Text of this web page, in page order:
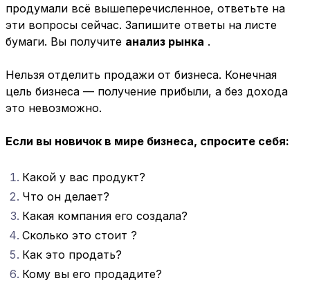
продумали всё вышеперечисленное, ответьте на
эти вопросы сейчас. Запишите ответы на листе
бумаги. Вы получите анализ рынка .
Нельзя отделить продажи от бизнеса. Конечная
цель бизнеса — получение прибыли, а без дохода
это невозможно.
Если вы новичок в мире бизнеса, спросите себя:
Какой у вас продукт?
Что он делает?
Какая компания его создала?
Сколько это стоит ?
Как это продать?
Кому вы его продадите?